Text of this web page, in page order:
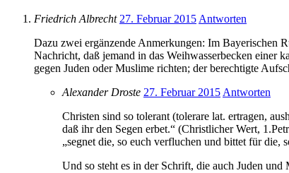
Friedrich Albrecht 27. Februar 2015 Antworten
Dazu zwei ergänzende Anmerkungen: Im Bayerischen
Nachricht, daß jemand in das Weihwasserbecken einer
gegen Juden oder Muslime richten; der berechtigte
Alexander Droste 27. Februar 2015 Antworten
Christen sind so tolerant (tolerare lat. ertragen,
daß ihr den Segen erbet.“ (Christlicher Wert,
„segnet die, so euch verfluchen und bittet für die,
Und so steht es in der Schrift, die auch Juden